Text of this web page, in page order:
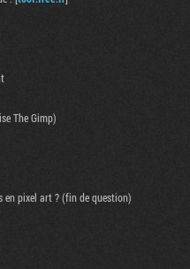
The Gimp)
en pixel art ? (fin de question)